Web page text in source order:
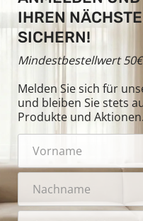
IHREN
SICHERN!
Mindestbestellwert 50€
Melden Sie sich für
und bleiben Sie stets
Produkte und Aktionen.